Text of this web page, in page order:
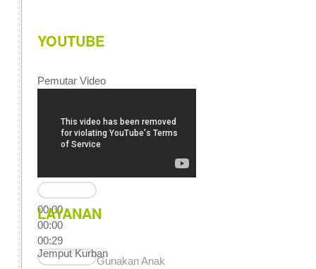
YOUTUBE
Pemutar Video
00:00
00:00
00:29
Gunakan Anak
LAYANAN
Jemput Kurban